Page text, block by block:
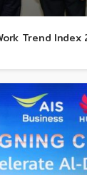
Trend Index